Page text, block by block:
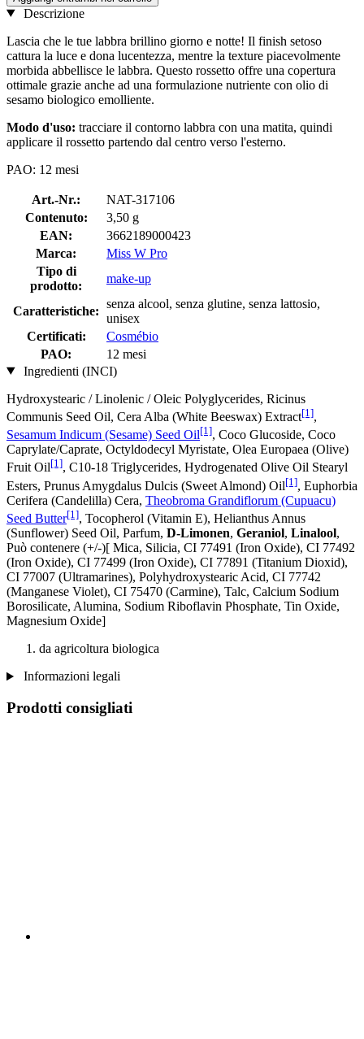
Descrizione
Lascia che le tue labbra brillino giorno e notte! Il finish setoso
cattura la luce e dona lucentezza, mentre la texture piacevolmente
morbida abbellisce le labbra. Questo rossetto offre una copertura
ottimale grazie anche ad una formulazione nutriente con olio di
sesamo biologico emolliente.
Modo d'uso: tracciare il contorno labbra con una matita, quindi
applicare il rossetto partendo dal centro verso l'esterno.
PAO: 12 mesi
Art.-Nr.:
NAT-317106
Contenuto:
3,50 g
EAN:
3662189000423
Marca:
Miss W Pro
Tipo di
prodotto:
make-up
Caratteristiche:
senza alcool, senza glutine, senza lattosio,
unisex
Certificati:
Cosmébio
PAO:
12 mesi
Ingredienti (INCI)
Hydroxystearic / Linolenic / Oleic Polyglycerides, Ricinus
Communis Seed Oil, Cera Alba (White Beeswax) Extract[1],
Sesamum Indicum (Sesame) Seed Oil[1], Coco Glucoside, Coco
Caprylate/Caprate, Octyldodecyl Myristate, Olea Europaea (Olive)
Fruit Oil[1], C10-18 Triglycerides, Hydrogenated Olive Oil Stearyl
Esters, Prunus Amygdalus Dulcis (Sweet Almond) Oil[1], Euphorbia
Cerifera (Candelilla) Cera, Theobroma Grandiflorum (Cupuacu)
Seed Butter[1], Tocopherol (Vitamin E), Helianthus Annus
(Sunflower) Seed Oil, Parfum, D-Limonen, Geraniol, Linalool,
Può contenere (+/-)[ Mica, Silicia, CI 77491 (Iron Oxide), CI 77492
(Iron Oxide), CI 77499 (Iron Oxide), CI 77891 (Titanium Dioxid),
CI 77007 (Ultramarines) , Polyhydroxystearic Acid, CI 77742
(Manganese Violet), CI 75470 (Carmine), Talc, Calcium Sodium
Borosilicate, Alumina, Sodium Riboflavin Phosphate, Tin Oxide,
Magnesium Oxide]
da agricoltura biologica
Informazioni legali
Prodotti consigliati